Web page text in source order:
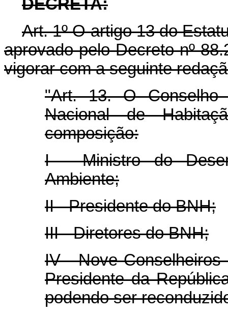
DECRETA:
Art. 1º O artigo 13 do
aprovado pelo Decreto nº
vigorar com a seguinte
"Art. 13. O Conselho
Nacional de
composição:
I - Ministro do
Ambiente;
II - Presidente do BNH;
III - Diretores do BNH;
IV - Nove Conselheiros
Presidente da
podendo ser